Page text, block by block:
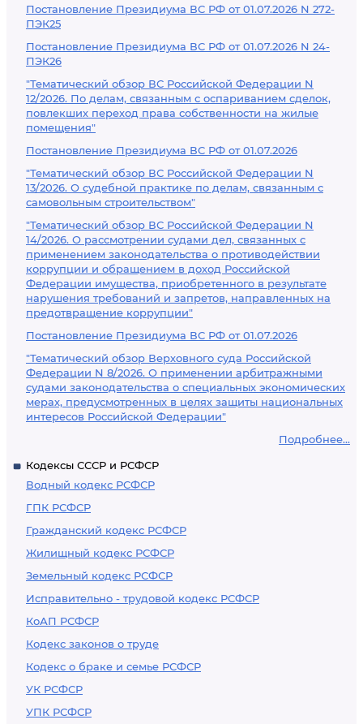
Постановление Президиума ВС РФ от 01.07.2026 N 272-
ПЭК25
Постановление Президиума ВС РФ от 01.07.2026 N 24-
ПЭК26
"Тематический обзор ВС Российской Федерации N
12/2026. По делам, связанным с оспариванием сделок,
повлекших переход права собственности на жилые
помещения"
Постановление Президиума ВС РФ от 01.07.2026
"Тематический обзор ВС Российской Федерации N
13/2026. О судебной практике по делам, связанным с
самовольным строительством"
"Тематический обзор ВС Российской Федерации N
14/2026. О рассмотрении судами дел, связанных с
применением законодательства о противодействии
коррупции и обращением в доход Российской
Федерации имущества, приобретенного в результате
нарушения требований и запретов, направленных на
предотвращение коррупции"
Постановление Президиума ВС РФ от 01.07.2026
"Тематический обзор Верховного суда Российской
Федерации N 8/2026. О применении арбитражными
судами законодательства о специальных экономических
мерах, предусмотренных в целях защиты национальных
интересов Российской Федерации"
Подробнее...
Кодексы СССР и РСФСР
Водный кодекс РСФСР
ГПК РСФСР
Гражданский кодекс РСФСР
Жилищный кодекс РСФСР
Земельный кодекс РСФСР
Исправительно - трудовой кодекс РСФСР
КоАП РСФСР
Кодекс законов о труде
Кодекс о браке и семье РСФСР
УК РСФСР
УПК РСФСР